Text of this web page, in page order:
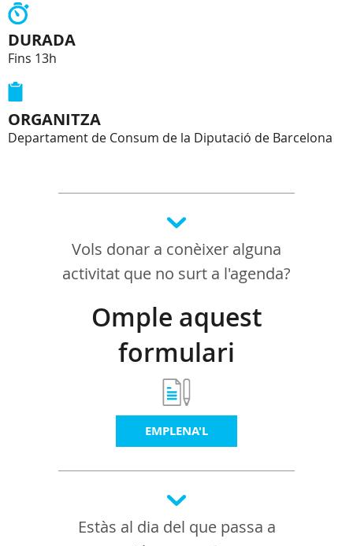
DURADA
Fins 13h
ORGANITZA
Departament de Consum de la Diputació de Barcelona
Vols donar a conèixer alguna
activitat que no surt a l'agenda?
Omple aquest
formulari
EMPLENA'L
Estàs al dia del que passa a